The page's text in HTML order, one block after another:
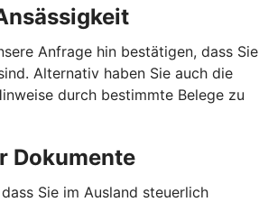
Anfrage hin bestätigen, dass Sie
Alternativ haben Sie auch die
durch bestimmte Belege zu
Dokumente
Sie im Ausland steuerlich